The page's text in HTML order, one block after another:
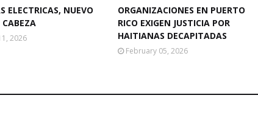
ELECTRICAS, NUEVO
CABEZA
2026
ORGANIZACIONES EN PUERTO
RICO EXIGEN JUSTICIA POR
HAITIANAS DECAPITADAS
February 05, 2026